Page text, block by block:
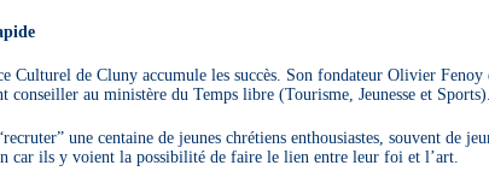
Culturel de Cluny accumule les succès. Son fondateur Olivier Fenoy
conseiller au ministère du Temps libre (Tourisme, Jeunesse et Sports).
une centaine de jeunes chrétiens enthousiastes, souvent de
car ils y voient la possibilité de faire le lien entre leur foi et l’art.